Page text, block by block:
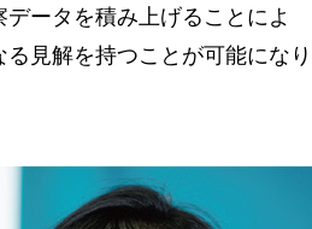
ータを積み上げることによ
見解を持つことが可能になり